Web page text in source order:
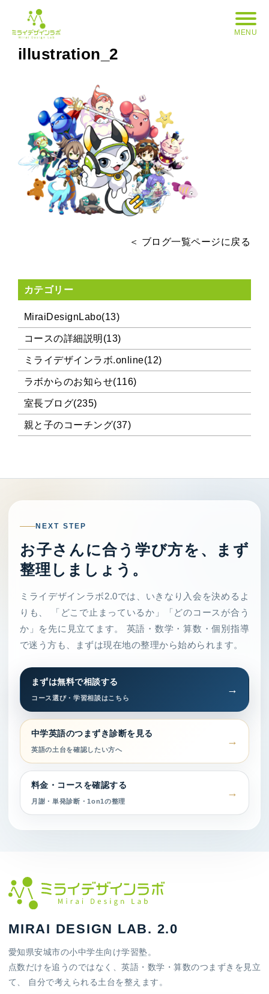
MENU
illustration_2
＜ ブログ一覧ページに戻る
カテゴリー
MiraiDesignLabo(13)
コースの詳細説明(13)
ミライデザインラボ.online(12)
ラボからのお知らせ(116)
室長ブログ(235)
親と子のコーチング(37)
NEXT STEP
お子さんに合う学び方を、まず
整理しましょう。
ミライデザインラボ2.0では、いきなり入会を決めるよ
りも、 「どこで止まっているか」「どのコースが合う
か」を先に見立てます。 英語・数学・算数・個別指導
で迷う方も、まずは現在地の整理から始められます。
まずは無料で相談する
コース選び・学習相談はこちら
中学英語のつまずき診断を見る
英語の土台を確認したい方へ
料金・コースを確認する
月謝・単発診断・1on1の整理
MIRAI DESIGN LAB. 2.0
愛知県安城市の小中学生向け学習塾。
点数だけを追うのではなく、英語・数学・算数のつまずきを見立
て、 自分で考えられる土台を整えます。